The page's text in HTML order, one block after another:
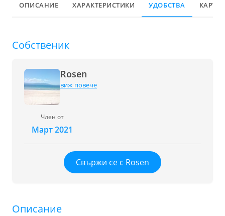
ОПИСАНИЕ ХАРАКТЕРИСТИКИ УДОБСТВА КАРТА
Собственик
Rosen
виж повече
Член от
Март 2021
Свържи се с Rosen
Описание